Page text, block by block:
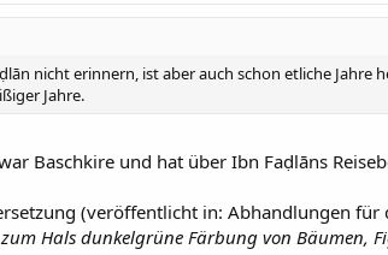
nicht erinnern, ist aber auch schon etliche Jahre
Jahre.
Baschkire und hat über Ibn Faḍlāns
(veröffentlicht in: Abhandlungen für
Hals dunkelgrüne Färbung von Bäumen,